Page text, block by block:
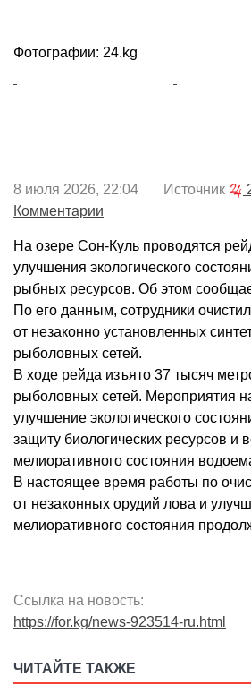
Фотографии: 24.kg
8 июля 2026, 22:04 Источник
Комментарии
На озере Сон-Куль проводятся
улучшения экологического
рыбных ресурсов. Об этом
По его данным, сотрудники
от незаконно установленных
рыболовных сетей.
В ходе рейда изъято 37 тысяч
рыболовных сетей. Мероприятия
улучшение экологического
защиту биологических ресурсов и
мелиоративного состояния
В настоящее время работы по
от незаконных орудий лова и
мелиоративного состояния
Ссылка на новость:
https://for.kg/news-923514-ru.html
ЧИТАЙТЕ ТАКЖЕ